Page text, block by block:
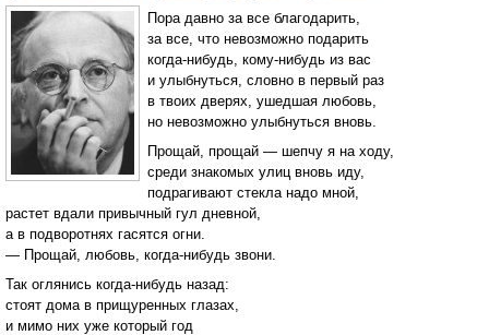
Пора давно за все благодарить,
за все, что невозможно подарить
когда-нибудь, кому-нибудь из вас
и улыбнуться, словно в первый раз
в твоих дверях, ушедшая любовь,
но невозможно улыбнуться вновь.
Прощай, прощай — шепчу я на ходу,
среди знакомых улиц вновь иду,
подрагивают стекла надо мной,
растет вдали привычный гул дневной,
а в подворотнях гасятся огни.
— Прощай, любовь, когда-нибудь звони.
Так оглянись когда-нибудь назад:
стоят дома в прищуренных глазах,
и мимо них уже который год